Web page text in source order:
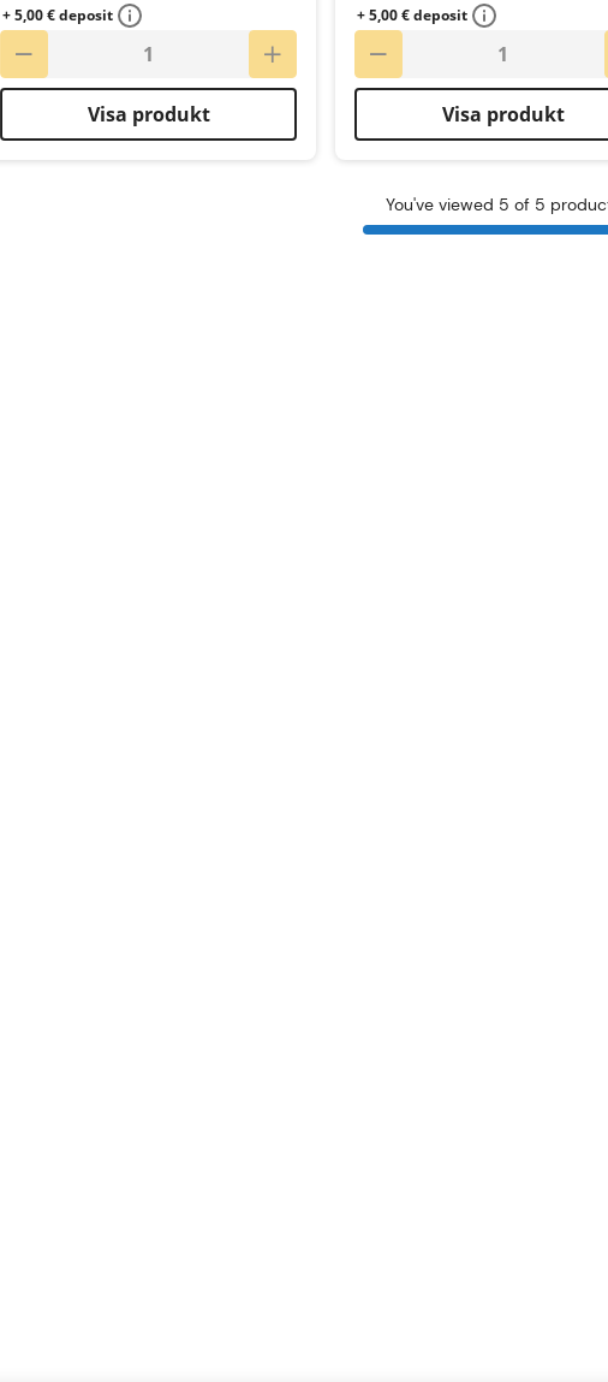
+ 5,00 € deposit
Visa produkt
+ 5,00 € deposit
Visa produkt
You've viewed 5 of 5